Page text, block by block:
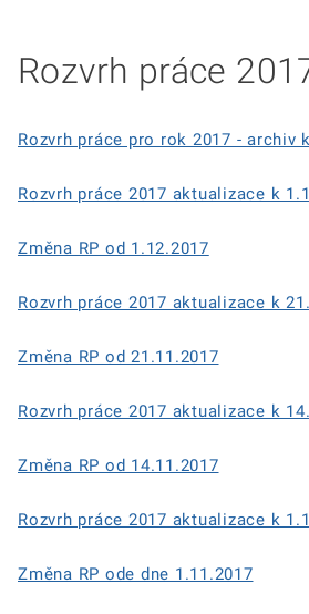
Rozvrh práce
Rozvrh práce pro rok 2017 - archiv
Rozvrh práce 2017 aktualizace k
Změna RP od 1.12.2017
Rozvrh práce 2017 aktualizace k
Změna RP od 21.11.2017
Rozvrh práce 2017 aktualizace k
Změna RP od 14.11.2017
Rozvrh práce 2017 aktualizace k
Změna RP ode dne 1.11.2017